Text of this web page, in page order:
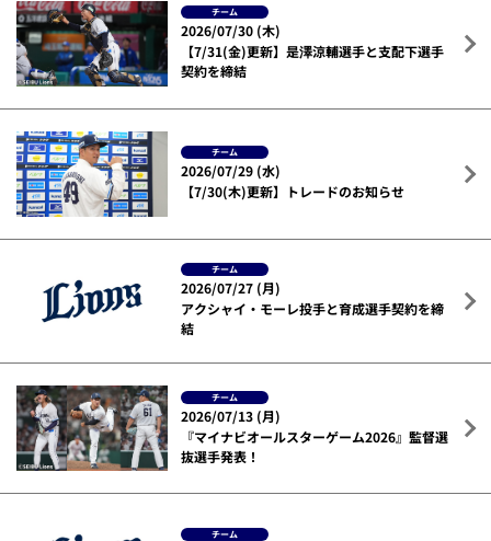
チーム
2026/07/30 (木)
【7/31(金)更新】是澤涼輔選手と支配下選手
契約を締結
チーム
2026/07/29 (水)
【7/30(木)更新】トレードのお知らせ
チーム
2026/07/27 (月)
アクシャイ・モーレ投手と育成選手契約を締
結
チーム
2026/07/13 (月)
『マイナビオールスターゲーム2026』監督選
抜選手発表！
チーム